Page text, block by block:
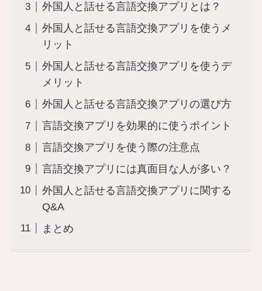
外国人と話せる言語交換アプリとは？
外国人と話せる言語交換アプリを使うメ
リット
外国人と話せる言語交換アプリを使うデ
メリット
外国人と話せる言語交換アプリの選び方
言語交換アプリを効果的に使うポイント
言語交換アプリを使う際の注意点
言語交換アプリには真面目な人が多い？
外国人と話せる言語交換アプリに関する
Q&A
まとめ